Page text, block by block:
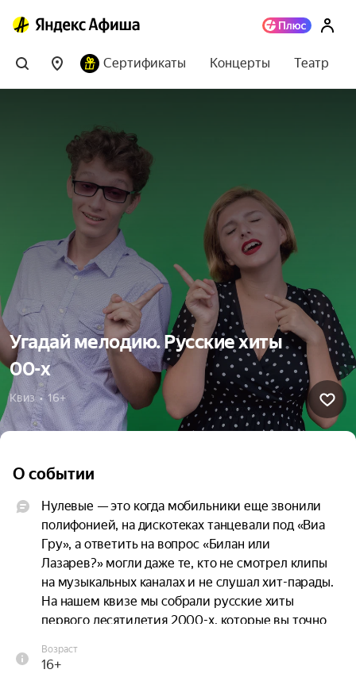
Сертификаты Концерты Театр
Угадай мелодию. Русские хиты
00-х
Квиз  •  16+
О событии
Нулевые — это когда мобильники еще звонили
полифонией, на дискотеках танцевали под «Виа
Гру», а ответить на вопрос «Билан или
Лазарев?» могли даже те, кто не смотрел клипы
на музыкальных каналах и не слушал хит-парады.
На нашем квизе мы собрали русские хиты
первого десятилетия 2000-х, которые вы точно
так давно!
Возраст
16+